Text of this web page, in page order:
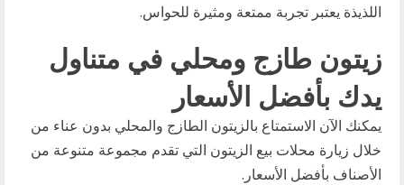
اللذيذة يعتبر تجربة ممتعة ومثيرة للحواس.
زيتون طازج ومحلي في متناول
يدك بأفضل الأسعار
يمكنك الآن الاستمتاع بالزيتون الطازج والمحلي بدون عناء من
خلال زيارة محلات بيع الزيتون التي تقدم مجموعة متنوعة من
الأصناف بأفضل الأسعار.